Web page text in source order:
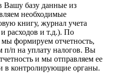
Вашу базу данные из
необходимые
книгу, журнал учета
расходов и т.д.). По
формируем отчетность,
п/п на уплату налогов. Вы
и мы отправляем ее
в контролирующие органы.